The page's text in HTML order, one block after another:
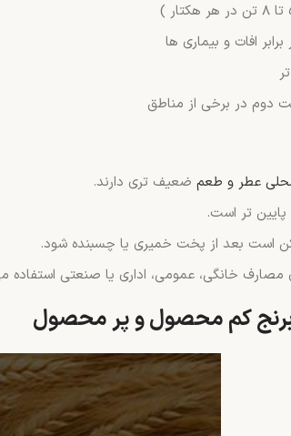
افات و بیماری ها
دوم در برخی از مناطق
محلی عطر و طعم ضعیف تری دارند.
تر است.
است بعد از پخت خمیری یا چسبنده شود.
مصارف خانگی، عمومی، اداری یا صنعتی استفاده
کم محصول و پر محصول